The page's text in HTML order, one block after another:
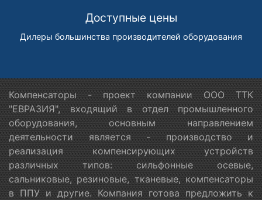
Доступные цены
Дилеры большинства производителей оборудования
Компенсаторы - проект компании ООО ТТК
"ЕВРАЗИЯ", входящий в отдел промышленного
оборудования, основным направлением
деятельности является - производство и
реализация компенсирующих устройств
различных типов: сильфонные осевые,
сальниковые, резиновые, тканевые, компенсаторы
в ППУ и другие. Компания готова предложить к